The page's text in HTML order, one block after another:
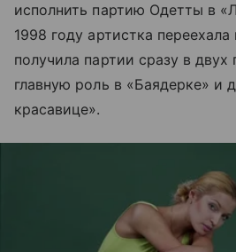
исполнить партию Одетты в
1998 году артистка
получила партии сразу в двух
главную роль в «Баядерке» и
красавице».